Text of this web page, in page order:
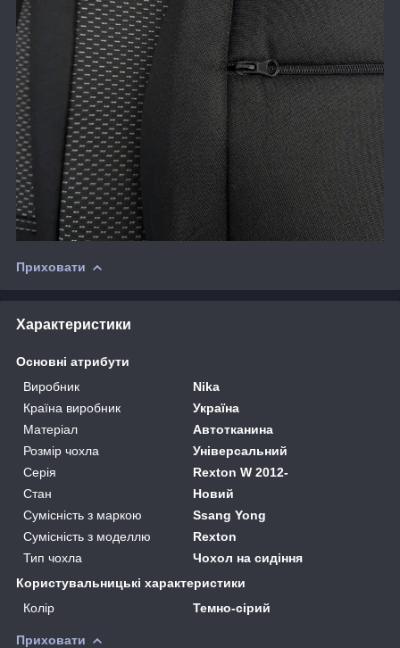
Приховати
Характеристики
Основні атрибути
Виробник
Nika
Країна виробник
Україна
Матеріал
Автотканина
Розмір чохла
Універсальний
Серія
Rexton W 2012-
Стан
Новий
Сумісність з маркою
Ssang Yong
Сумісність з моделлю
Rexton
Тип чохла
Чохол на сидіння
Користувальницькі характеристики
Колір
Темно-сірий
Приховати